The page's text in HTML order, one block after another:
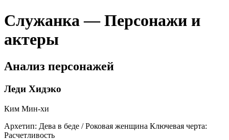
Служанка — Персонажи и
актеры
Анализ персонажей
Леди Хидэко
Ким Мин-хи
Архетип: Дева в беде / Роковая женщина Ключевая черта:
Расчетливость